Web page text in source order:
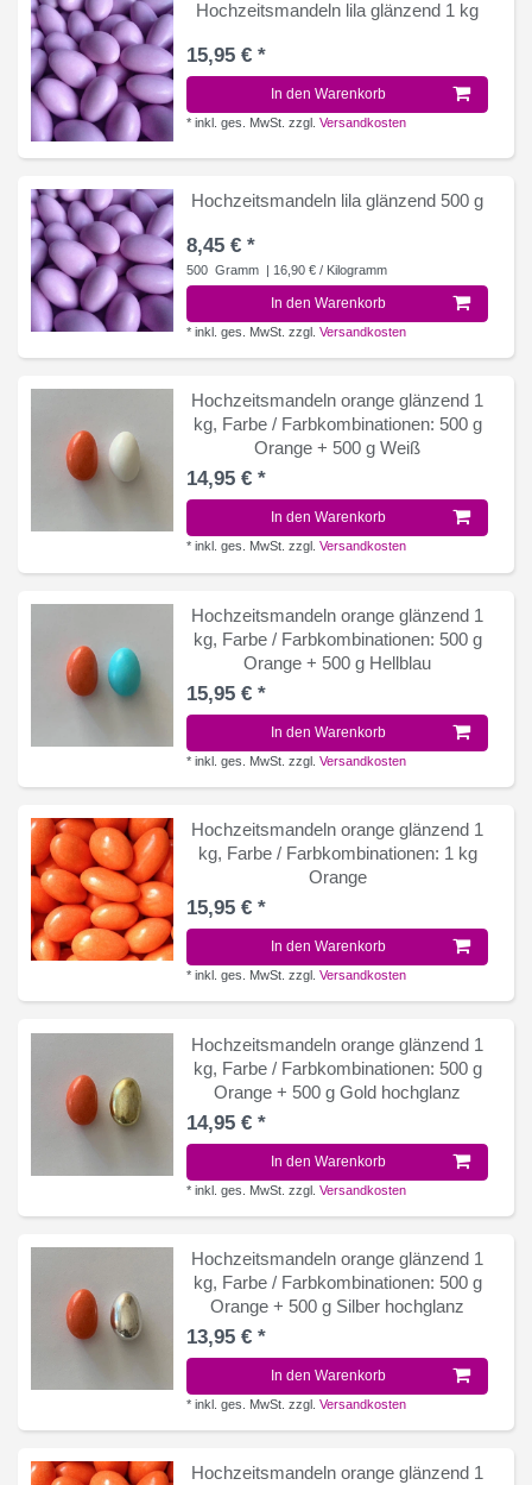
Hochzeitsmandeln lila glänzend 1 kg
15,95 € *
In den Warenkorb
*inkl. ges. MwSt. zzgl.Versandkosten
Hochzeitsmandeln lila glänzend 500 g
8,45 € *
500 Gramm | 16,90 € / Kilogramm
In den Warenkorb
*inkl. ges. MwSt. zzgl.Versandkosten
Hochzeitsmandeln orange glänzend 1
kg, Farbe / Farbkombinationen: 500 g
Orange + 500 g Weiß
14,95 € *
In den Warenkorb
*inkl. ges. MwSt. zzgl.Versandkosten
Hochzeitsmandeln orange glänzend 1
kg, Farbe / Farbkombinationen: 500 g
Orange + 500 g Hellblau
15,95 € *
In den Warenkorb
*inkl. ges. MwSt. zzgl.Versandkosten
Hochzeitsmandeln orange glänzend 1
kg, Farbe / Farbkombinationen: 1 kg
Orange
15,95 € *
In den Warenkorb
*inkl. ges. MwSt. zzgl.Versandkosten
Hochzeitsmandeln orange glänzend 1
kg, Farbe / Farbkombinationen: 500 g
Orange + 500 g Gold hochglanz
14,95 € *
In den Warenkorb
*inkl. ges. MwSt. zzgl.Versandkosten
Hochzeitsmandeln orange glänzend 1
kg, Farbe / Farbkombinationen: 500 g
Orange + 500 g Silber hochglanz
13,95 € *
In den Warenkorb
*inkl. ges. MwSt. zzgl.Versandkosten
Hochzeitsmandeln orange glänzend 1